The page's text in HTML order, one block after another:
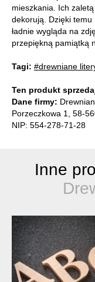
mieszkania. Ich
dekorują. Dzięki
ładnie wygląda na
przepiękną pamiątką
Tagi: #drewniane
Ten produkt
Dane firmy:
Porzeczkowa 1, 58-
NIP: 554-278-71-28
Inne